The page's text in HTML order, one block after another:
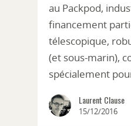
au Packpod,
financement
télescopique,
(et sous-marin),
spécialement
Laurent Clause
15/12/2016